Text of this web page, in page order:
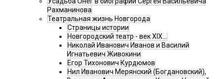
Рахманинова
Театральная жизнь Новгорода
Страницы истории
Новгородский театр - век XIX…
Николай Иванович Иванов и Василий
Игнатьевич Живокини
Егор Тихонович Курдюмов
Нил Иванович Мерянский (Богдановский),